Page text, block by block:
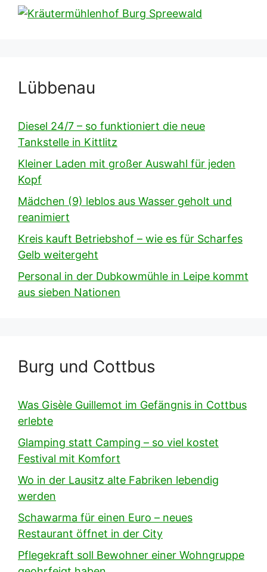
Lübbenau
Diesel 24/7 – so funktioniert die neue
Tankstelle in Kittlitz
Kleiner Laden mit großer Auswahl für jeden
Kopf
Mädchen (9) leblos aus Wasser geholt und
reanimiert
Kreis kauft Betriebshof – wie es für Scharfes
Gelb weitergeht
Personal in der Dubkowmühle in Leipe kommt
aus sieben Nationen
Burg und Cottbus
Was Gisèle Guillemot im Gefängnis in Cottbus
erlebte
Glamping statt Camping – so viel kostet
Festival mit Komfort
Wo in der Lausitz alte Fabriken lebendig
werden
Schawarma für einen Euro – neues
Restaurant öffnet in der City
Pflegekraft soll Bewohner einer Wohngruppe